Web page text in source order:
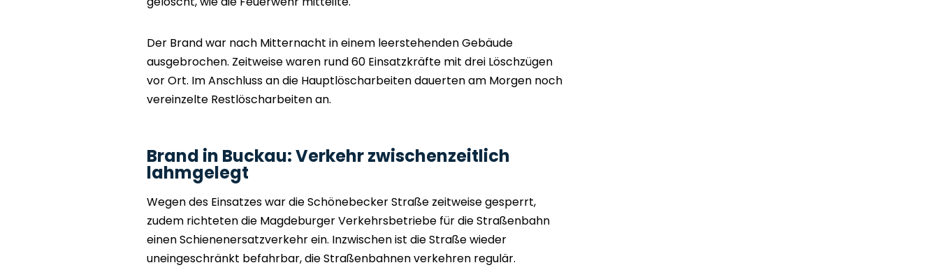
Der Brand war nach Mitternacht in einem leerstehenden Gebäude
ausgebrochen. Zeitweise waren rund 60 Einsatzkräfte mit drei Löschzügen
vor Ort. Im Anschluss an die Hauptlöscharbeiten dauerten am Morgen noch
vereinzelte Restlöscharbeiten an.
Brand in Buckau: Verkehr zwischenzeitlich
lahmgelegt
Wegen des Einsatzes war die Schönebecker Straße zeitweise gesperrt,
zudem richteten die Magdeburger Verkehrsbetriebe für die Straßenbahn
einen Schienenersatzverkehr ein. Inzwischen ist die Straße wieder
uneingeschränkt befahrbar, die Straßenbahnen verkehren regulär.